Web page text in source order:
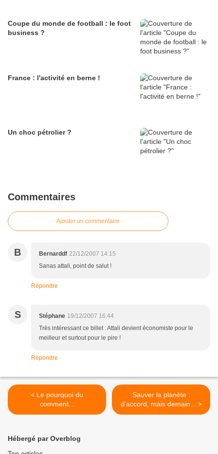
Coupe du monde de football : le foot
business ?
France : l'activité en berne !
Un choc pétrolier ?
Commentaires
Ajouter un commentaire
B Bernarddf 22/12/2007 14:15
Sanas attali, point de salut !
Répondre
S Stéphane 19/12/2007 16:44
Très intéressant ce billet : Attali devient économiste pour le
meilleur et surtout pour le pire !
Répondre
< Le pourquoi du
comment...
Sauver la planète :
d'accord, mais demain... >
Hébergé par Overblog